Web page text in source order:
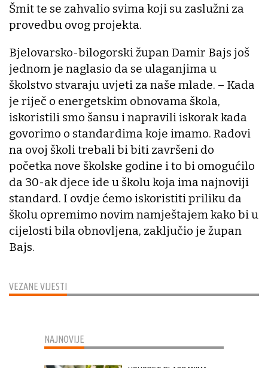
VEZANE VIJESTI
Šmit te se zahvalio svima koji su zaslužni za
provedbu ovog projekta.
Bjelovarsko-bilogorski župan Damir Bajs još
jednom je naglasio da se ulaganjima u
školstvo stvaraju uvjeti za naše mlade. – Kada
je riječ o energetskim obnovama škola,
iskoristili smo šansu i napravili iskorak kada
govorimo o standardima koje imamo. Radovi
na ovoj školi trebali bi biti završeni do
početka nove školske godine i to bi omogućilo
da 30-ak djece ide u školu koja ima najnoviji
standard. I ovdje ćemo iskoristiti priliku da
školu opremimo novim namještajem kako bi u
cijelosti bila obnovljena, zaključio je župan
Bajs.
NAJNOVIJE